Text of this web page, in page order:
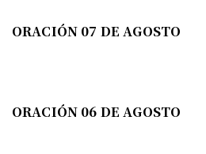
ORACIÓN 07 DE AGOSTO
ORACIÓN 06 DE AGOSTO